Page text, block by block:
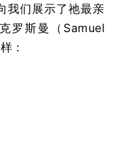
我们展示了祂最亲
罗斯曼（Samuel
：